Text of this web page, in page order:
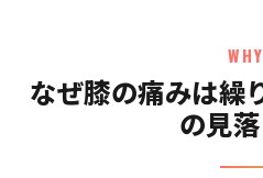
WHY
なぜ膝の痛みは繰
の見